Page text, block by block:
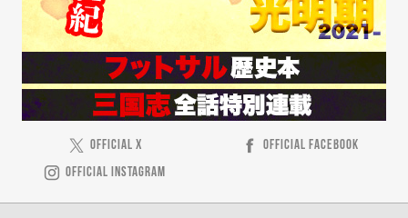
OFFICIAL X
OFFICIAL FACEBOOK
OFFICIAL INSTAGRAM